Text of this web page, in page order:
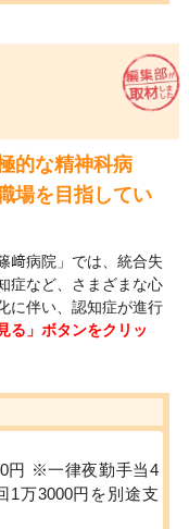
的な精神科病
場を目指してい
﨑病院」では、統合失
症など、さまざまな心
に伴い、認知症が進行
」ボタンをクリッ
円 ※一律夜勤手当4
1万3000円を別途支